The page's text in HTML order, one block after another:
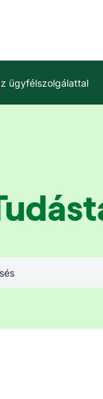
ügyfélszolgálattal